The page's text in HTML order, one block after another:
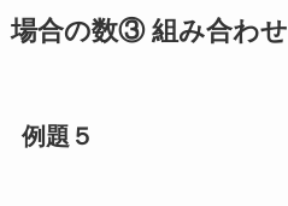
場合の数③ 組み合わせ
例題５